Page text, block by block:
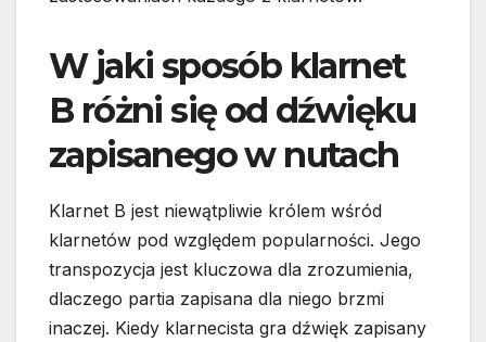
W jaki sposób klarnet
B różni się od dźwięku
zapisanego w nutach
Klarnet B jest niewątpliwie królem wśród
klarnetów pod względem popularności. Jego
transpozycja jest kluczowa dla zrozumienia,
dlaczego partia zapisana dla niego brzmi
inaczej. Kiedy klarnecista gra dźwięk zapisany